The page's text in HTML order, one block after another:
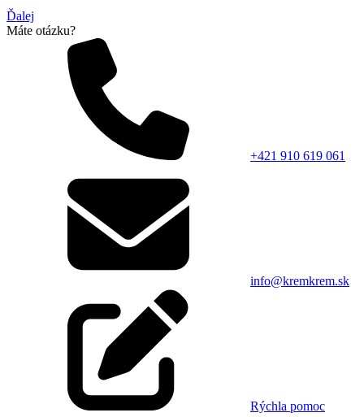
Ďalej
Máte otázku?
+421 910 619 061
info@kremkrem.sk
Rýchla pomoc